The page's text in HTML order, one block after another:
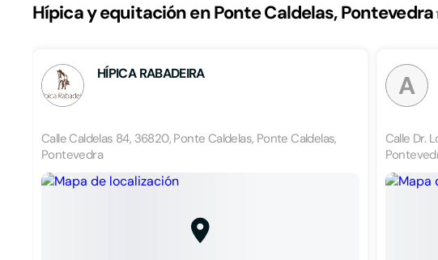
Hípica y equitación en Ponte Caldelas, Pontevedra
HÍPICA RABADEIRA
Calle Caldelas 84, 36820, Ponte Caldelas, Ponte Caldelas,
Pontevedra
A
Calle Dr.